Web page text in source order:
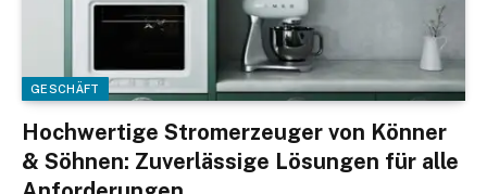
GESCHÄFT
Hochwertige Stromerzeuger von Könner
& Söhnen: Zuverlässige Lösungen für alle